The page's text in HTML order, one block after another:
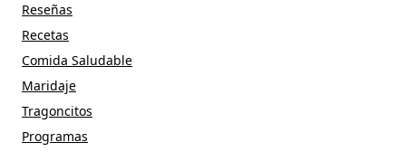
Reseñas
Recetas
Comida Saludable
Maridaje
Tragoncitos
Programas